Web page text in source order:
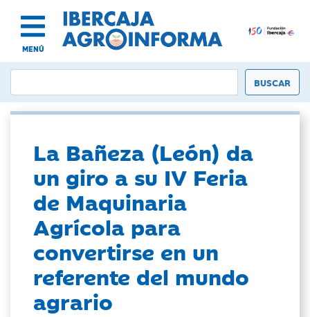
MENÚ
La Bañeza (León) da
un giro a su IV Feria
de Maquinaria
Agrícola para
convertirse en un
referente del mundo
agrario